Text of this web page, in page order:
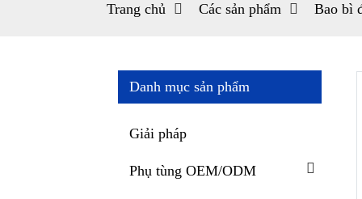
Trang chủ Các sản phẩm Bao bì
Danh mục sản phẩm
Giải pháp
Phụ tùng OEM/ODM